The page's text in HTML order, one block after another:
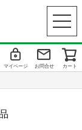
マイページ お問合せ カート